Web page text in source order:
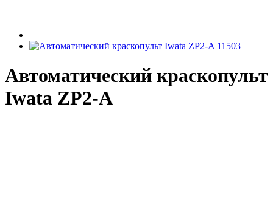
Автоматический краскопульт
Iwata ZP2-A